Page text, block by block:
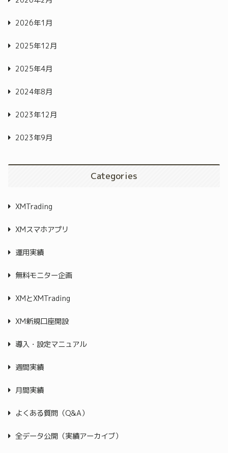
2026年1月
2025年12月
2025年4月
2024年8月
2023年12月
2023年9月
Categories
XMTrading
XMスマホアプリ
運用実績
無料モニター企画
XMとXMTrading
XM新規口座開設
導入・設定マニュアル
週間実績
月間実績
よくある質問（Q&A）
全データ公開（実績アーカイブ）